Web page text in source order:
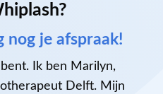
nog je afspraak!
Ik ben Marilyn,
Delft. Mijn